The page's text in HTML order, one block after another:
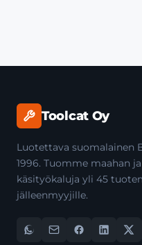
Toolcat Oy
Luotettava suomalainen
1996. Tuomme maahan
käsityökaluja yli 45
jälleenmyyjille.